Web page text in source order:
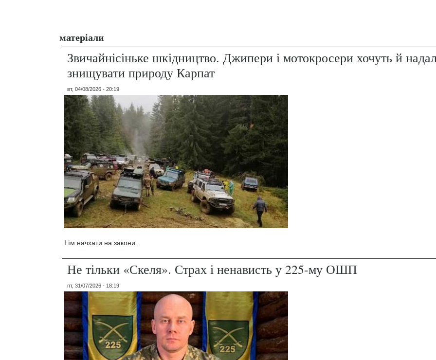
матеріали
Звичайнісіньке шкідництво. Джипери і мотокросери хочуть й
знищувати природу Карпат
вт, 04/08/2026 - 20:19
І їм начхати на закони.
Не тільки «Скеля». Страх і ненависть у 225-му ОШП
пт, 31/07/2026 - 18:19